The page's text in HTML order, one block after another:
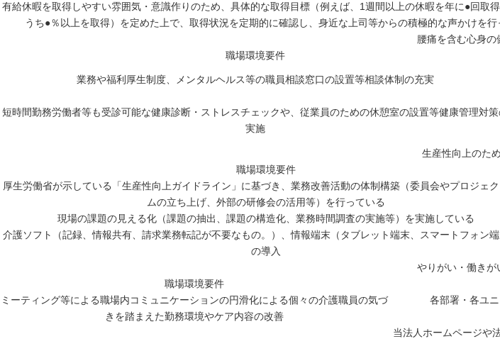
有給休暇を取得しやすい雰囲気・意識作りのため、具体的な取得目標（例えば、1週間以上の休暇を年に●回取
うち●％以上を取得）を定めた上で、取得状況を定期的に確認し、身近な上司等からの積極的な声かけを行
腰痛を含む心身の
職場環境要件
業務や福利厚生制度、メンタルヘルス等の職員相談窓口の設置等相談体制の充実
短時間勤務労働者等も受診可能な健康診断・ストレスチェックや、従業員のための休憩室の設置等健康管理対
実施
生産性向上のた
職場環境要件
厚生労働省が示している「生産性向上ガイドライン」に基づき、業務改善活動の体制構築（委員会やプロジェ
ムの立ち上げ、外部の研修会の活用等）を行っている
現場の課題の見える化（課題の抽出、課題の構造化、業務時間調査の実施等）を実施している
介護ソフト（記録、情報共有、請求業務転記が不要なもの。）、情報端末（タブレット端末、スマートフォン端
の導入
やりがい・働きが
職場環境要件
ミーティング等による職場内コミュニケーションの円滑化による個々の介護職員の気づ
きを踏まえた勤務環境やケア内容の改善
各部署・各ユ
当法人ホームページや